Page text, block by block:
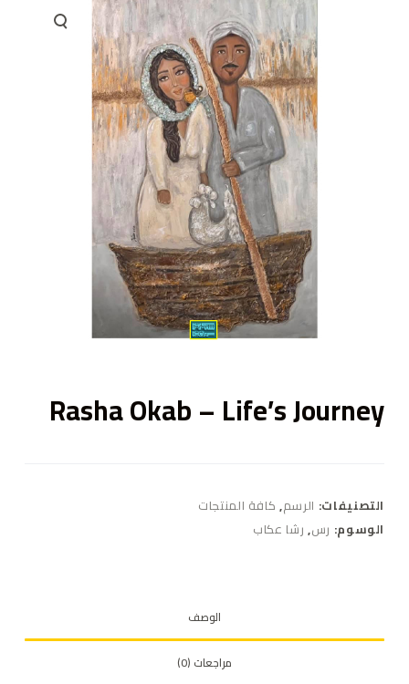
Rasha Okab – Life’s Journey
التصنيفات: الرسم, كافة المنتجات
الوسوم: رس, رشا عكاب
الوصف
مراجعات (0)